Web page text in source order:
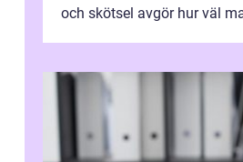
och skötsel avgör hur väl